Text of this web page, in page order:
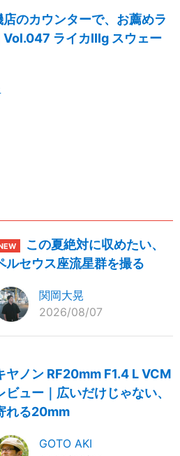
のカウンターで、お薦めラ
Vol.047 ライカIIIg スウェー
この夏絶対に収めたい、
ルセウス座流星群を撮る
関岡大晃
2026/08/07
ヤノン RF20mm F1.4 L VCM
ビュー｜広いだけじゃない、
れる20mm
GOTO AKI